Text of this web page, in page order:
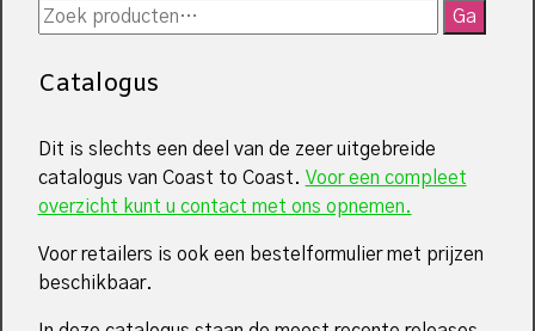
Zoeken
naar:
Ga
Catalogus
Dit is slechts een deel van de zeer uitgebreide
catalogus van Coast to Coast. Voor een compleet
overzicht kunt u contact met ons opnemen.
Voor retailers is ook een bestelformulier met prijzen
beschikbaar.